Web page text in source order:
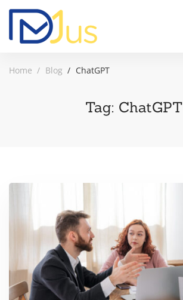
Home Blog ChatGPT
Tag: ChatGPT